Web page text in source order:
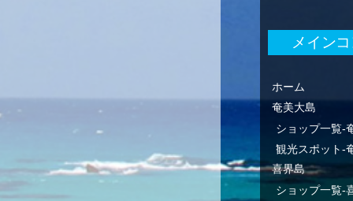
メイン
ホーム
奄美大島
ショップ一覧-
観光スポット-
喜界島
ショップ一覧-